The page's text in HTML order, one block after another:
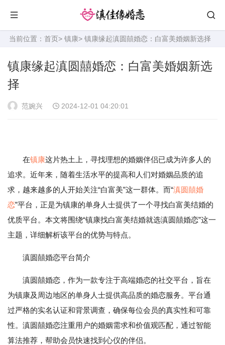
当前位置： 首页> 镇康> 镇康缘起滇圆囍婚恋：白富美婚姻新选择
镇康缘起滇圆囍婚恋：白富美婚姻新选
择
范婉兴 2024-12-01 04:20:01
在镇康这片热土上，寻找理想的婚姻伴侣已成为许多人的
追求。近年来，随着生活水平的提高和人们对婚姻品质的追
求，越来越多的人开始关注“白富美”这一群体。而“滇圆囍婚
恋”平台，正是为镇康的单身人士提供了一个寻找白富美结婚的
优质平台。本文将围绕“镇康找白富美结婚就选滇圆囍婚恋”这一
主题，详细解析该平台的优势与特点。
滇圆囍婚恋平台简介
滇圆囍婚恋，作为一款专注于高端婚恋的社交平台，旨在
为镇康及周边地区的单身人士提供高品质的婚恋服务。平台通
过严格的实名认证和背景调查，确保每位会员的真实性和可靠
性。滇圆囍婚恋注重用户的婚姻需求和价值观匹配，通过智能
算法推荐，帮助会员快速找到心仪的伴侣。